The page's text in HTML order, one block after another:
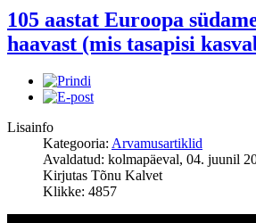
105 aastat Euroopa
haavast (mis tasapisi
Lisainfo
Kategooria: Arvamusartiklid
Avaldatud: kolmapäeval, 04. juunil
Kirjutas Tõnu Kalvet
Klikke: 4857